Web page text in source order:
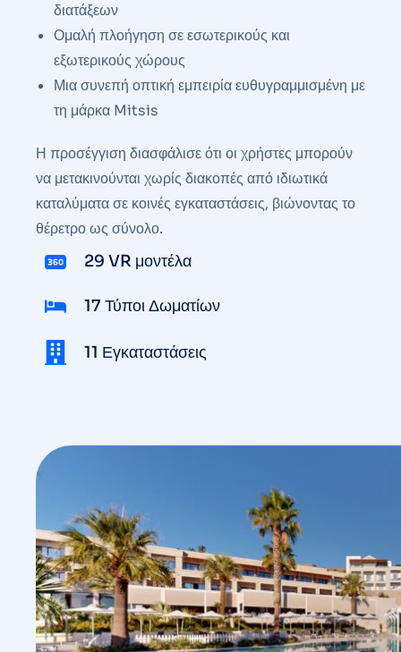
διατάξεων
Ομαλή πλοήγηση σε εσωτερικούς και
εξωτερικούς χώρους
Μια συνεπή οπτική εμπειρία ευθυγραμμισμένη με
τη μάρκα Mitsis
Η προσέγγιση διασφάλισε ότι οι χρήστες μπορούν
να μετακινούνται χωρίς διακοπές από ιδιωτικά
καταλύματα σε κοινές εγκαταστάσεις, βιώνοντας το
θέρετρο ως σύνολο.
29 VR μοντέλα
17 Τύποι Δωματίων
11 Εγκαταστάσεις